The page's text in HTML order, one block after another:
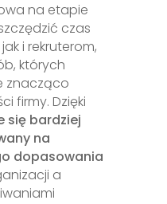
na etapie
czas
i rekruterom,
których
znacząco
firmy. Dzięki
się bardziej
na
dopasowania
a